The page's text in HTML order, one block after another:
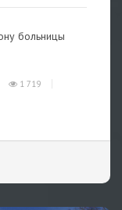
больницы
1 719